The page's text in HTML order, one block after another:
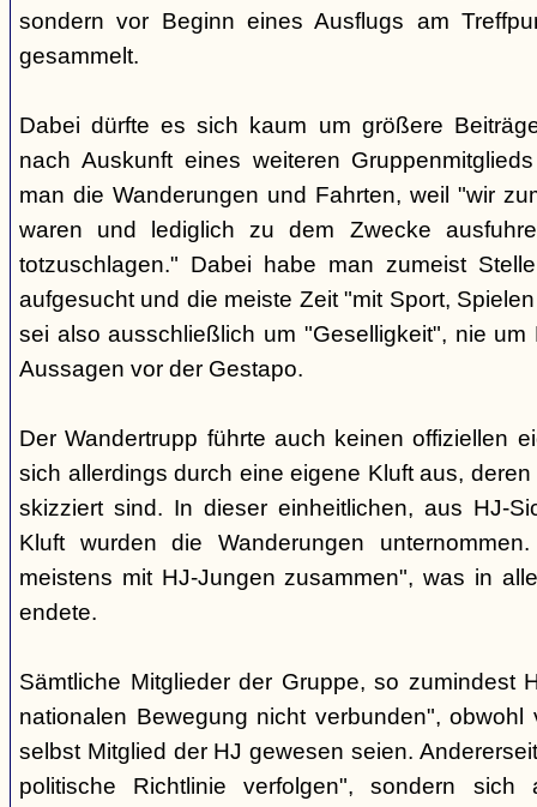
sondern vor Beginn eines Ausflugs am
gesammelt.
Dabei dürfte es sich kaum um größere
nach Auskunft eines weiteren
man die Wanderungen und Fahrten, weil "wir
waren und lediglich zu dem Zwecke
totzuschlagen." Dabei habe man zumeist
aufgesucht und die meiste Zeit "mit Sport,
sei also ausschließlich um "Geselligkeit", nie um
Aussagen vor der Gestapo.
Der Wandertrupp führte auch keinen offiziellen
sich allerdings durch eine eigene Kluft aus,
skizziert sind. In dieser einheitlichen, aus HJ-
Kluft wurden die Wanderungen
meistens mit HJ-Jungen zusammen", was in
endete.
Sämtliche Mitglieder der Gruppe, so zumindest
nationalen Bewegung nicht verbunden", obwohl
selbst Mitglied der HJ gewesen seien.
politische Richtlinie verfolgen", sondern